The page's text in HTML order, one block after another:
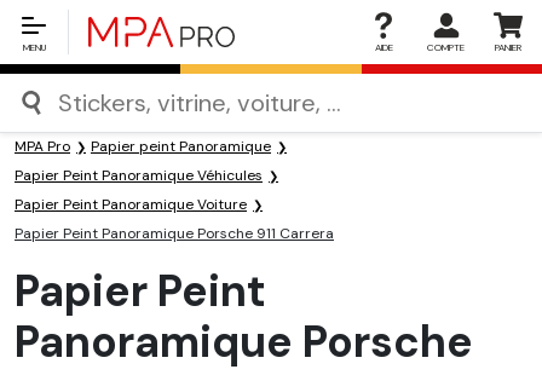
MENU AIDE COMPTE PANIER
MPA Pro
Papier peint Panoramique
Papier Peint Panoramique Véhicules
Papier Peint Panoramique Voiture
Papier Peint Panoramique Porsche 911 Carrera
Papier Peint
Panoramique Porsche